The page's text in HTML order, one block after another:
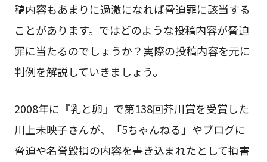
稿内容もあまりに過激になれば脅迫罪に該当する
ことがあります。ではどのような投稿内容が脅迫
罪に当たるのでしょうか？実際の投稿内容を元に
判例を解説していきましょう。
2008年に『乳と卵』で第138回芥川賞を受賞した
川上未映子さんが、「5ちゃんねる」やブログに
脅迫や名誉毀損の内容を書き込まれたとして損害